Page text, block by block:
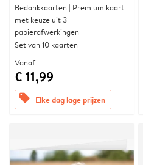
Bedankkaarten | Premium kaart
met keuze uit 3
papierafwerkingen
Set van 10 kaarten
Vanaf
€ 11,99
offers Elke dag lage prijzen